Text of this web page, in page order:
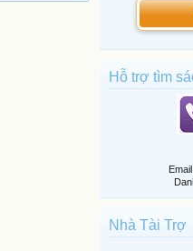
Hỗ trợ tìm
Nhà Tài Trợ